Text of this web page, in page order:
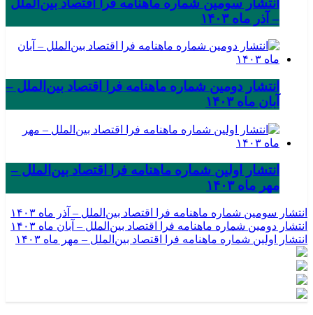
انتشار سومین شماره ماهنامه فرا اقتصاد بین‌الملل
– آذر ماه ۱۴۰۳
انتشار دومین شماره ماهنامه فرا اقتصاد بین‌الملل –
آبان ماه ۱۴۰۳
انتشار اولین شماره ماهنامه فرا اقتصاد بین‌الملل –
مهر ماه ۱۴۰۳
انتشار سومین شماره ماهنامه فرا اقتصاد بین‌الملل – آذر ماه ۱۴۰۳
انتشار دومین شماره ماهنامه فرا اقتصاد بین‌الملل – آبان ماه ۱۴۰۳
انتشار اولین شماره ماهنامه فرا اقتصاد بین‌الملل – مهر ماه ۱۴۰۳